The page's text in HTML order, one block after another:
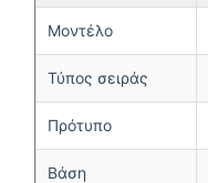
Μοντέλο
Τύπος σειράς
Πρότυπο
Βάση